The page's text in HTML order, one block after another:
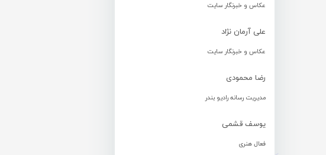
عکاس و خبرنگار سایت
علی آرمان نژاد
عکاس و خبرنگار سایت
رضا محمودی
مدیریت رسانه رادیو بندر
یوسف قشمی
فعال هنری